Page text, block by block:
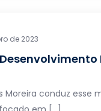
de 2023
Moreira conduz esse